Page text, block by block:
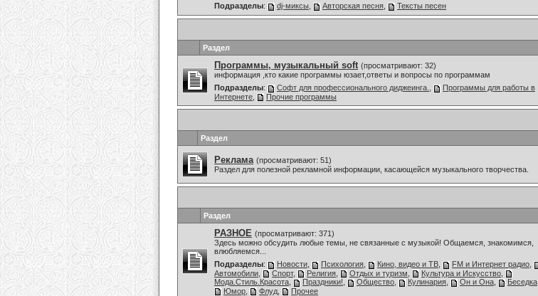
Подразделы: dj-миксы Авторская песня Тексты песен
Раздел
Программы, музыкальный soft (просматривают: 32)
информация ,кто какие программы юзает,ответы и вопросы по программам
Подразделы: Софт для профессионального диджеинга.
Программы для работы в
Интернете
Прочие программы
Раздел
Реклама (просматривают: 51)
Раздел для полезной рекламной информации, касающейся музыкального творчества.
Раздел
РАЗНОЕ (просматривают: 371)
Здесь можно обсудить любые темы, не связанные с музыкой! Общаемся, знакомимся,
влюбляемся...
Подразделы: Новости Психология Кино, видео и ТВ FM и Интернет радио
Автомобили
Спорт, Религия Отдых и туризм Культура и Искусство
Мода.Стиль.Красота
Праздники! Общество Кулинария Он и Она Беседка
Юмор
Флуд Прочее